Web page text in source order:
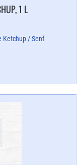
1 L
Ketchup / Senf